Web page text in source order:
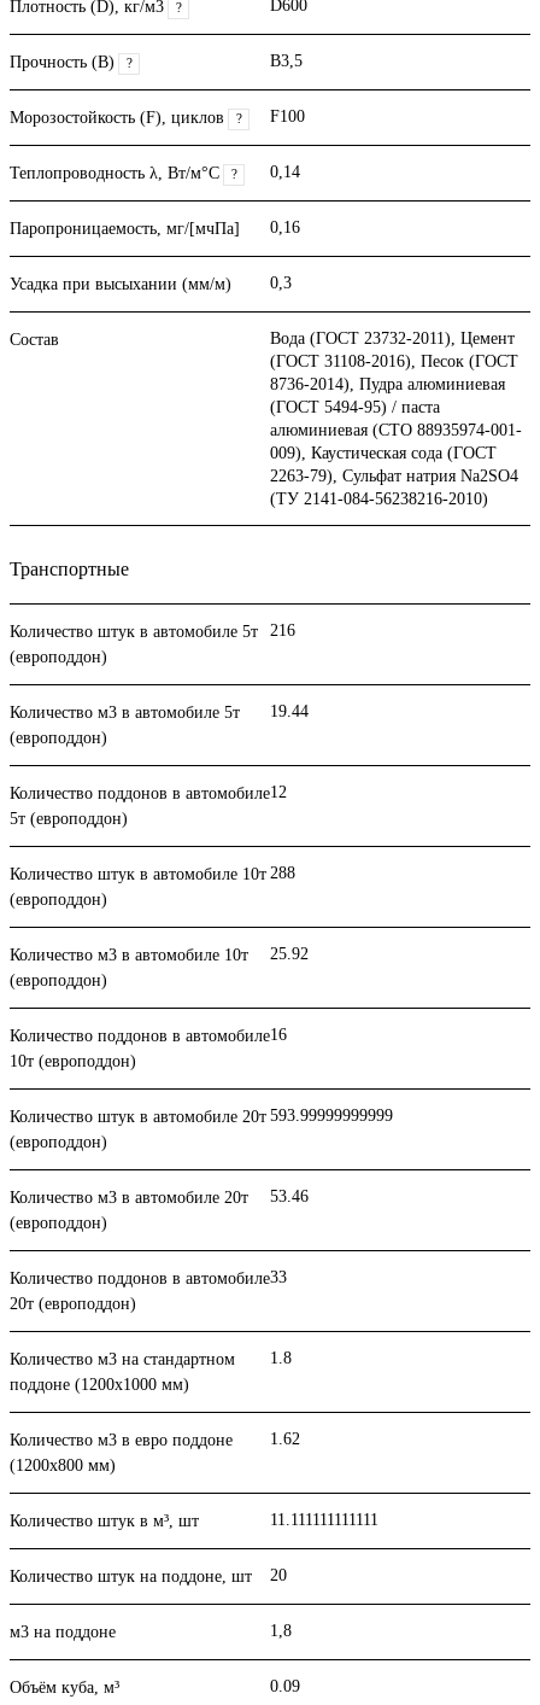
Плотность (D), кг/м3 ? D600
Прочность (В) ? B3,5
Морозостойкость (F), циклов ? F100
Теплопроводность λ, Вт/м°С ? 0,14
Паропроницаемость, мг/[мчПа] 0,16
Усадка при высыхании (мм/м) 0,3
Состав
Вода (ГОСТ 23732-2011), Цемент
(ГОСТ 31108-2016), Песок (ГОСТ
8736-2014), Пудра алюминиевая
(ГОСТ 5494-95) / паста
алюминиевая (СТО 88935974-001-
009), Каустическая сода (ГОСТ
2263-79), Сульфат натрия Na2SO4
(ТУ 2141-084-56238216-2010)
Транспортные
Количество штук в автомобиле 5т
(европоддон)
216
Количество м3 в автомобиле 5т
(европоддон)
19.44
Количество поддонов в автомобиле
5т (европоддон)
12
Количество штук в автомобиле 10т
(европоддон)
288
Количество м3 в автомобиле 10т
(европоддон)
25.92
Количество поддонов в автомобиле
10т (европоддон)
16
Количество штук в автомобиле 20т
(европоддон)
593.99999999999
Количество м3 в автомобиле 20т
(европоддон)
53.46
Количество поддонов в автомобиле
20т (европоддон)
33
Количество м3 на стандартном
поддоне (1200x1000 мм)
1.8
Количество м3 в евро поддоне
(1200x800 мм)
1.62
Количество штук в м³, шт 11.111111111111
Количество штук на поддоне, шт 20
м3 на поддоне 1,8
Объём куба, м³ 0.09